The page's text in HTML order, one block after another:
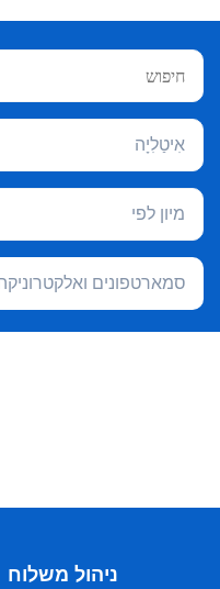
אִיטַלִיָה
מיון לפי
סמארטפונים
ניהול משלוח